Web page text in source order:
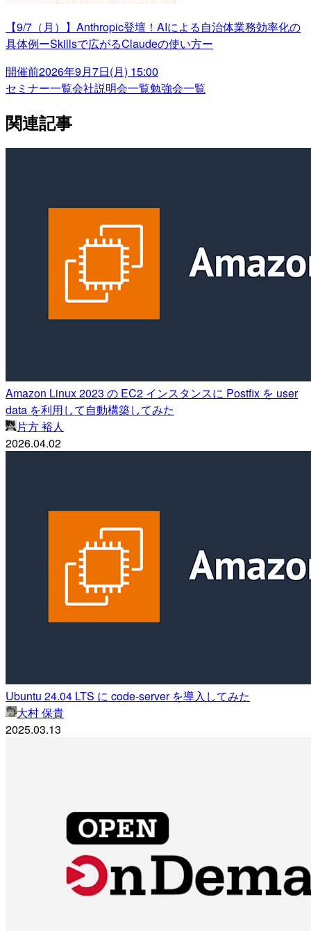
【9/7（月）】Anthropic登壇！AIによる自治体業務効率化の
具体例ーSkillsで広がるClaudeの使い方ー
開催前2026年9月7日(月) 15:00
セミナー一覧会社説明会一覧勉強会一覧
関連記事
Amazon Linux 2023 の EC2 インスタンスに Postfix を user
data を利用して自動構築してみた
片方 裕人
2026.04.02
Ubuntu 24.04 LTS に code-server を導入してみた
大村 保貴
2025.03.13